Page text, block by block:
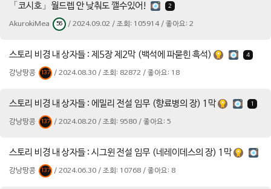
「코시호」월드렙 안 낮춰도 깰수있어! 2
AkurokiMea 56 / 2024.09.02 / 조회: 105914 / 좋아요: 2
스토리 비경 내 상자들 : 제5장 제2막 (백석에 파묻힌 흑석) 4
강낭땅콩 137 / 2024.08.30 / 조회: 82872 / 좋아요: 18
스토리 비경 내 상자들 : 에밀리 전설 임무 (향료병의 장) 1막 1
강낭땅콩 137 / 2024.08.20 / 조회: 9580 / 좋아요: 5
스토리 비경 내 상자들 : 시그윈 전설 임무 (네레이데스의 장) 1막
강낭땅콩 137 / 2024.06.30 / 조회: 10768 / 좋아요: 8